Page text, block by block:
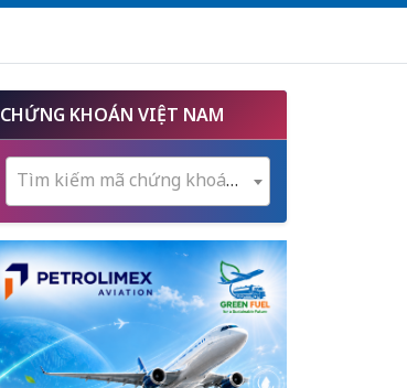
CHỨNG KHOÁN VIỆT NAM
Tìm kiếm mã chứng khoán...